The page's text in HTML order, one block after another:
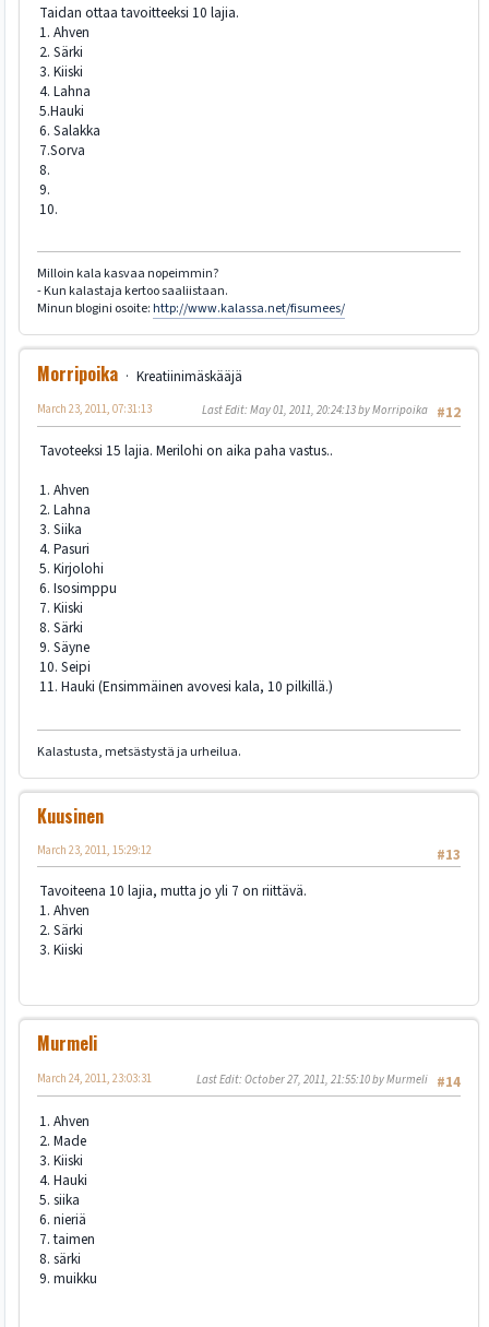
Taidan ottaa tavoitteeksi 10 lajia.
1. Ahven
2. Särki
3. Kiiski
4. Lahna
5.Hauki
6. Salakka
7.Sorva
8.
9.
10.
Milloin kala kasvaa nopeimmin?
- Kun kalastaja kertoo saaliistaan.
Minun blogini osoite: http://www.kalassa.net/fisumees/
Morripoika
Kreatiinimäskääjä
#12
March 23, 2011, 07:31:13 Last Edit: May 01, 2011, 20:24:13 by Morripoika
Tavoteeksi 15 lajia. Merilohi on aika paha vastus..
1. Ahven
2. Lahna
3. Siika
4. Pasuri
5. Kirjolohi
6. Isosimppu
7. Kiiski
8. Särki
9. Säyne
10. Seipi
11. Hauki (Ensimmäinen avovesi kala, 10 pilkillä.)
Kalastusta, metsästystä ja urheilua.
Kuusinen
#13
March 23, 2011, 15:29:12
Tavoiteena 10 lajia, mutta jo yli 7 on riittävä.
1. Ahven
2. Särki
3. Kiiski
Murmeli
#14
March 24, 2011, 23:03:31 Last Edit: October 27, 2011, 21:55:10 by Murmeli
1. Ahven
2. Made
3. Kiiski
4. Hauki
5. siika
6. nieriä
7. taimen
8. särki
9. muikku